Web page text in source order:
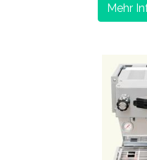
Mehr